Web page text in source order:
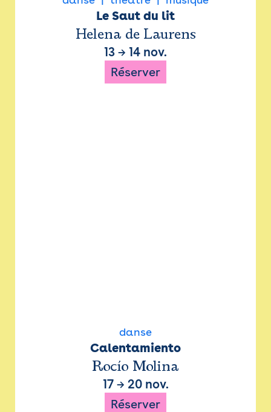
Le Saut du lit
Helena de Laurens
13 → 14 nov.
Réserver
danse
Calentamiento
Rocío Molina
17→ 20 nov.
Réserver